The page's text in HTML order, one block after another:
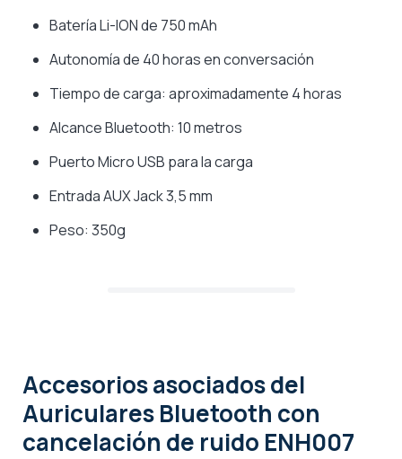
Batería Li-ION de 750 mAh
Autonomía de 40 horas en conversación
Tiempo de carga: aproximadamente 4 horas
Alcance Bluetooth: 10 metros
Puerto Micro USB para la carga
Entrada AUX Jack 3,5 mm
Peso: 350g
Accesorios asociadosdel
Auriculares Bluetooth con
cancelación de ruido ENH007